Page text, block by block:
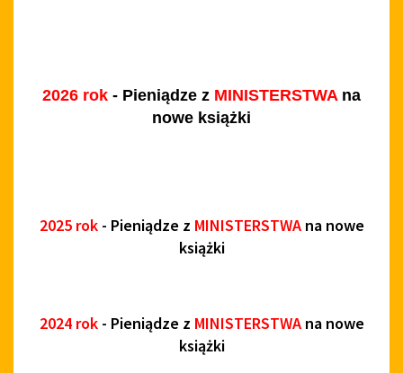
2026 rok - Pieniądze z MINISTERSTWA na
nowe książki
2025 rok- Pieniądze z MINISTERSTWA na nowe
książki
2024 rok- Pieniądze z MINISTERSTWA na nowe
książki